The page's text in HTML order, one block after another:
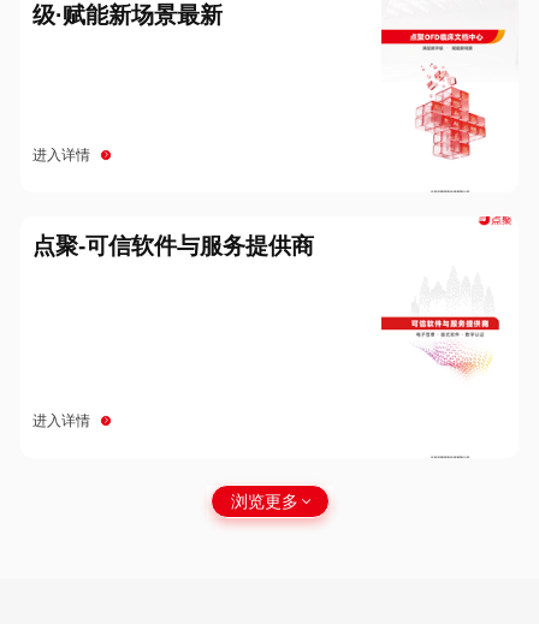
级·赋能新场景最新
进入详情
点聚-可信软件与服务提供商
进入详情
浏览更多